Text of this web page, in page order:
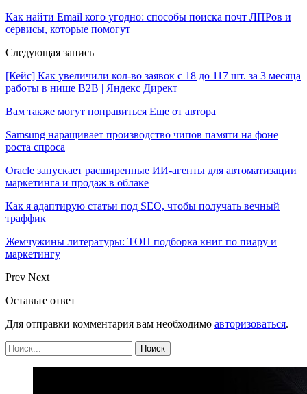
Как найти Email кого угодно: способы поиска почт ЛПРов и
сервисы, которые помогут
Следующая запись
[Кейс] Как увеличили кол-во заявок с 18 до 117 шт. за 3 месяца
работы в нише B2B | Яндекс Директ
Вам также могут понравиться Еще от автора
Samsung наращивает производство чипов памяти на фоне
роста спроса
Oracle запускает расширенные ИИ‑агенты для автоматизации
маркетинга и продаж в облаке
Как я адаптирую статьи под SEO, чтобы получать вечный
траффик
Жемчужины литературы: ТОП подборка книг по пиару и
маркетингу
Prev Next
Оставьте ответ
Для отправки комментария вам необходимо авторизоваться.